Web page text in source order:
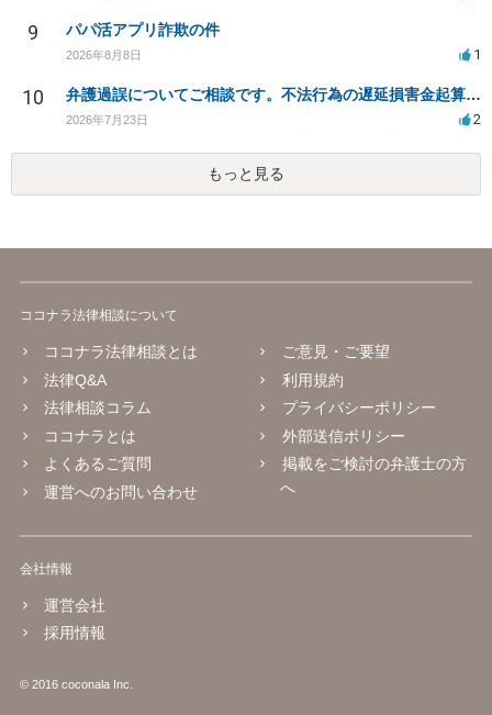
9 パパ活アプリ詐欺の件
2026年8月8日 1
10 弁護過誤についてご相談です。不法行為の遅延損害金起算日について。
2026年7月23日 2
もっと見る
ココナラ法律相談について
ココナラ法律相談とは
法律Q&A
法律相談コラム
ココナラとは
よくあるご質問
運営へのお問い合わせ
ご意見・ご要望
利用規約
プライバシーポリシー
外部送信ポリシー
掲載をご検討の弁護士の方
へ
会社情報
運営会社
採用情報
© 2016 coconala Inc.